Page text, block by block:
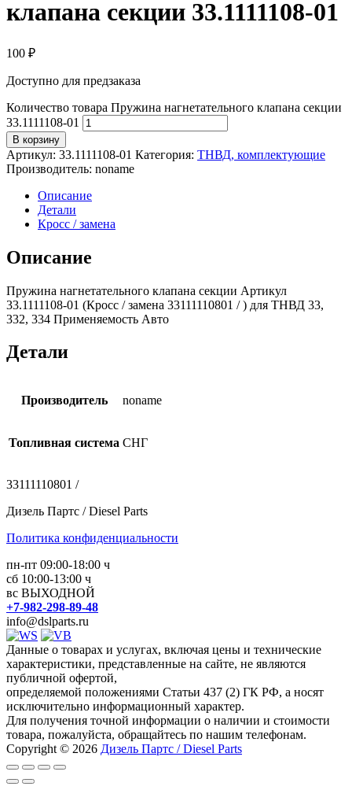
клапана секции 33.1111108-01
100 ₽
Доступно для предзаказа
Количество товара Пружина нагнетательного клапана секции
33.1111108-01
В корзину
Артикул: 33.1111108-01 Категория: ТНВД, комплектующие
Производитель: noname
Описание
Детали
Кросс / замена
Описание
Пружина нагнетательного клапана секции Артикул
33.1111108-01 (Кросс / замена 33111110801 / ) для ТНВД 33,
332, 334 Применяемость Авто
Детали
Производитель noname
Топливная система СНГ
33111110801 /
Дизель Партс / Diesel Parts
Политика конфиденциальности
пн-пт 09:00-18:00 ч
сб 10:00-13:00 ч
вс ВЫХОДНОЙ
+7-982-298-89-48
info@dslparts.ru
Данные о товарах и услугах, включая цены и технические
характеристики, представленные на сайте, не являются
публичной офертой,
определяемой положениями Статьи 437 (2) ГК РФ, а носят
исключительно информационный характер.
Для получения точной информации о наличии и стоимости
товара, пожалуйста, обращайтесь по нашим телефонам.
Copyright © 2026 Дизель Партс / Diesel Parts